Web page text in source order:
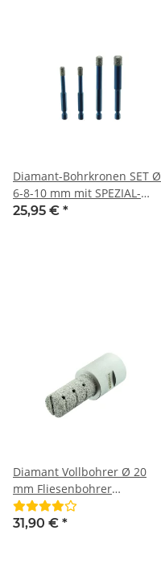
Diamant-Bohrkronen SET Ø
6-8-10 mm mit SPEZIAL-
Kühlkern mit BIT-Aufnahme
25,95 € *
Diamant Vollbohrer Ø 20
mm Fliesenbohrer
Diamantfräser M14
31,90 € *